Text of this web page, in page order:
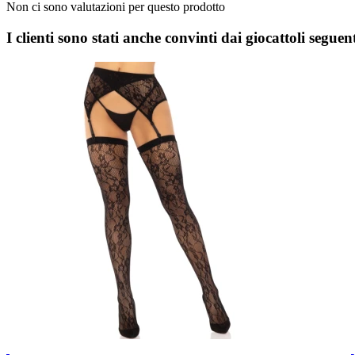
Non ci sono valutazioni per questo prodotto
I clienti sono stati anche convinti dai giocattoli